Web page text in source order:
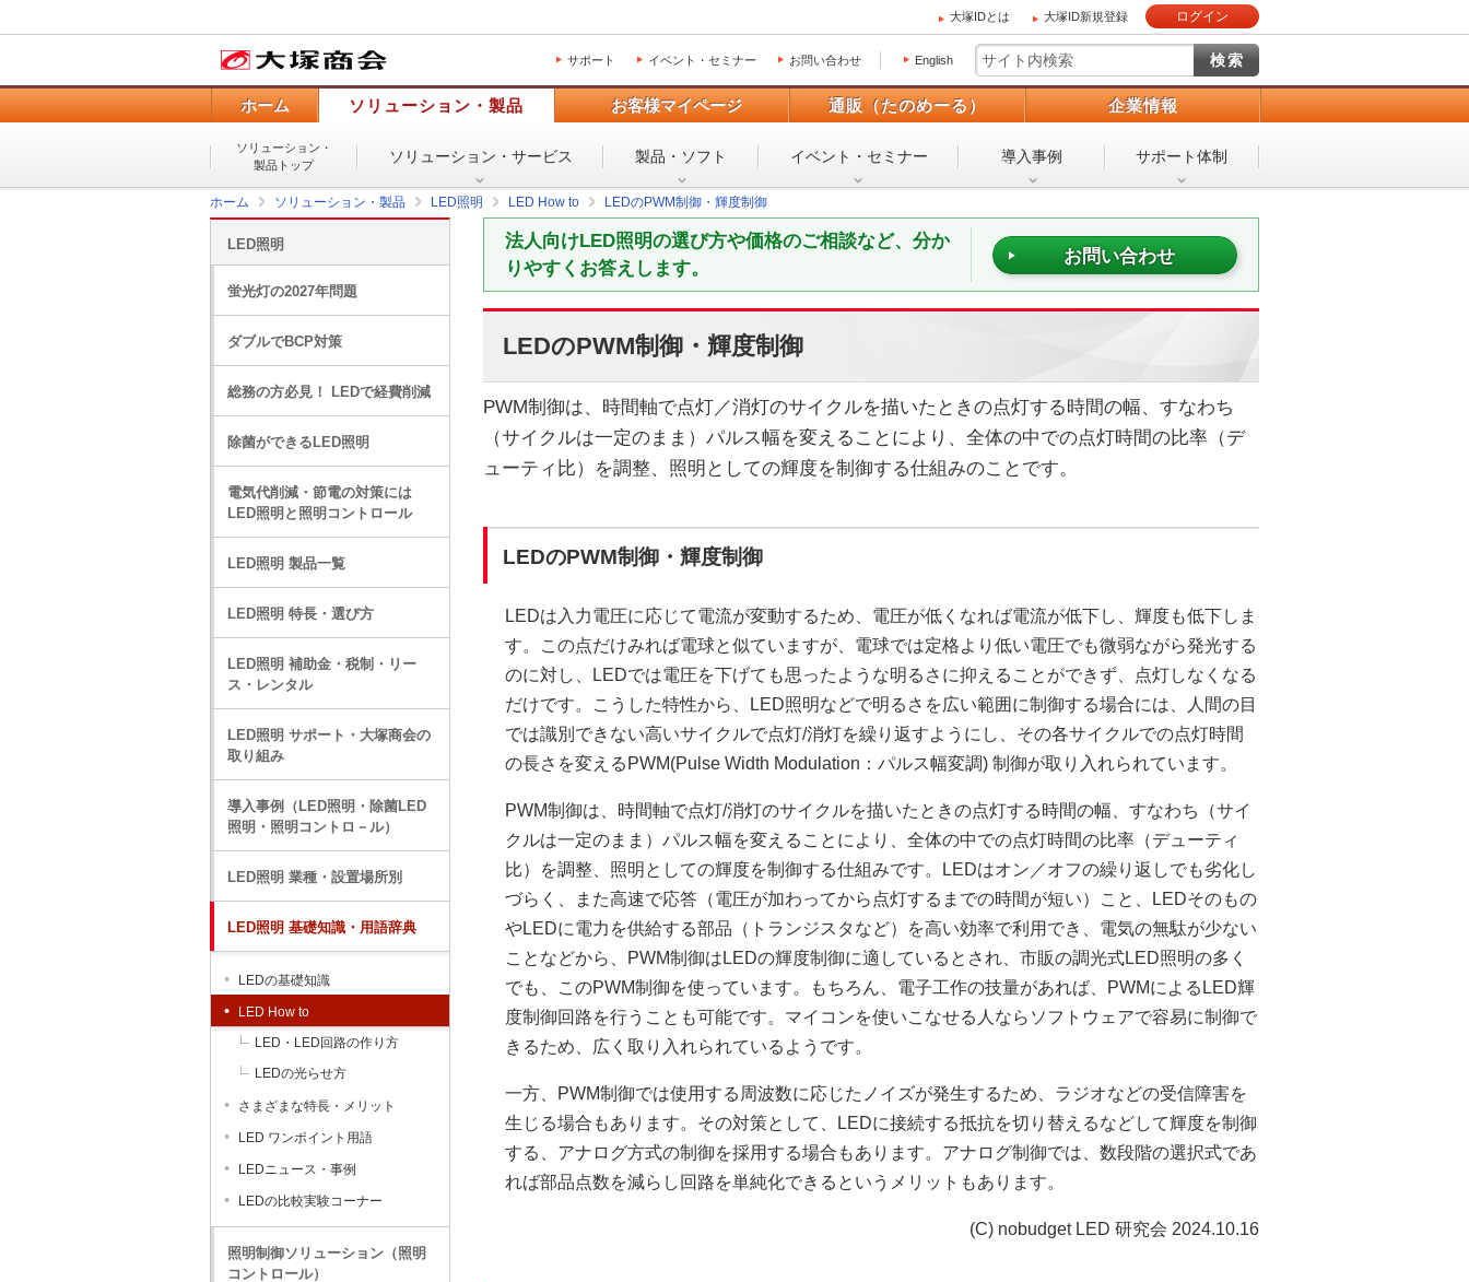
大塚IDとは 大塚ID新規登録 ログイン
サポート イベント・セミナー お問い合わせ English
ホーム ソリューション・製品 お客様マイページ 通販（たのめーる） 企業情報
ソリューション・
製品トップ
ソリューション・ サービス 製品・ソフト イベント・ セミナー 導入事例 サポート体制
ホーム ソリューション・製品 LED照明 LED How to LEDのPWM制御・輝度制御
法人向けLED照明の選び方や価格のご相談など、分か
りやすくお答えします。
お問い合わせ
LEDのPWM制御・輝度制御
PWM制御は、時間軸で点灯／消灯のサイクルを描いたときの点灯する時間の幅、すなわち
（サイクルは一定のまま）パルス幅を変えることにより、全体の中での点灯時間の比率（デ
ューティ比）を調整、照明としての輝度を制御する仕組みのことです。
LEDのPWM制御・輝度制御
LEDは入力電圧に応じて電流が変動するため、電圧が低くなれば電流が低下し、輝度も低下しま
す。この点だけみれば電球と似ていますが、電球では定格より低い電圧でも微弱ながら発光する
のに対し、LEDでは電圧を下げても思ったような明るさに抑えることができず、点灯しなくなる
だけです。こうした特性から、LED照明などで明るさを広い範囲に制御する場合には、人間の目
では識別できない高いサイクルで点灯/消灯を繰り返すようにし、その各サイクルでの点灯時間
の長さを変えるPWM(Pulse Width Modulation：パルス幅変調) 制御が取り入れられています。
PWM制御は、時間軸で点灯/消灯のサイクルを描いたときの点灯する時間の幅、すなわち（サイ
クルは一定のまま）パルス幅を変えることにより、全体の中での点灯時間の比率（デューティ
比）を調整、照明としての輝度を制御する仕組みです。LEDはオン／オフの繰り返しでも劣化し
づらく、また高速で応答（電圧が加わってから点灯するまでの時間が短い）こと、LEDそのもの
やLEDに電力を供給する部品（トランジスタなど）を高い効率で利用でき、電気の無駄が少ない
ことなどから、PWM制御はLEDの輝度制御に適しているとされ、市販の調光式LED照明の多く
でも、このPWM制御を使っています。もちろん、電子工作の技量があれば、PWMによるLED輝
度制御回路を行うことも可能です。マイコンを使いこなせる人ならソフトウェアで容易に制御で
きるため、広く取り入れられているようです。
一方、PWM制御では使用する周波数に応じたノイズが発生するため、ラジオなどの受信障害を
生じる場合もあります。その対策として、LEDに接続する抵抗を切り替えるなどして輝度を制御
する、アナログ方式の制御を採用する場合もあります。アナログ制御では、数段階の選択式であ
れば部品点数を減らし回路を単純化できるというメリットもあります。
(C) nobudget LED 研究会 2024.10.16
LED照明
蛍光灯の2027年問題
ダブルでBCP対策
総務の方必見！ LEDで経費削減
除菌ができるLED照明
電気代削減・節電の対策には
LED照明と照明コントロール
LED照明 製品一覧
LED照明 特長・選び方
LED照明 補助金・税制・リー
ス・レンタル
LED照明 サポート・大塚商会の
取り組み
導入事例（LED照明・除菌LED
照明・照明コントロ－ル）
LED照明 業種・設置場所別
LED照明 基礎知識・用語辞典
LEDの基礎知識
LED How to
LED・LED回路の作り方
LEDの光らせ方
さまざまな特長・メリット
LED ワンポイント用語
LEDニュース・事例
LEDの比較実験コーナー
照明制御ソリューション（照明
コントロール）